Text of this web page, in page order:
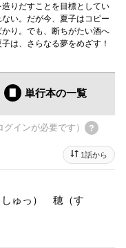
りだすことを目標としてい
い。だが今、夏子はコピー
り。でも、断ちがたい酒へ
は、さらなる夢をめざす！
単行本の一覧
インが必要です）
1話から
ゅっ） 穂（す